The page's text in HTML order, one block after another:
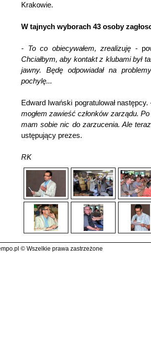
Krakowie.
W tajnych wyborach 43 osoby
- To co obiecywałem, zrealizuję -
Chciałbym, aby kontakt z klubami był
jawny. Będę odpowiadał na
pochylę...
Edward Iwański pogratulował następcy.
mogłem zawieść członków zarządu.
mam sobie nic do zarzucenia. Ale
ustępujący prezes.
RK
© Wszelkie prawa zastrzeżone